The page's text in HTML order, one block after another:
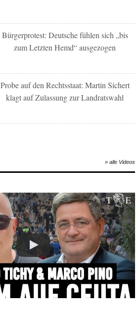
Bürgerprotest: Deutsche fühlen sich „bis
zum Letzten Hemd“ ausgezogen
Probe auf den Rechtsstaat: Martin Sichert
klagt auf Zulassung zur Landratswahl
» alle Videos